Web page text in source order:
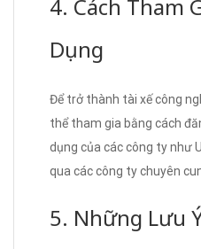
4. Cách Tham
Dụng
Để trở thành tài xế công
thể tham gia bằng cách
dụng của các công ty như
qua các công ty chuyên
5. Những Lưu